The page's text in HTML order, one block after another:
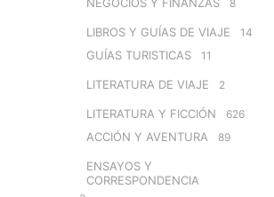
NEGOCIOS Y FINANZAS 8
LIBROS Y GUÍAS DE VIAJE 14
GUÍAS TURISTICAS 11
LITERATURA DE VIAJE 2
LITERATURA Y FICCIÓN 626
ACCIÓN Y AVENTURA 89
ENSAYOS Y
CORRESPONDENCIA